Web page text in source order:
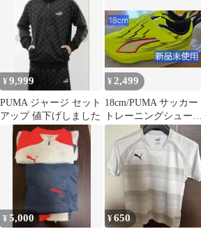
¥9,999
PUMA ジャージ セット
アップ 値下げしました
¥ 2,499
18cm/PUMA サッカー
トレーニングシューズ
ネオンイエロー
¥5,000 ¥650